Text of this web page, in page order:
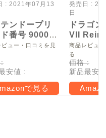
: 2021年07月13
ンドープリ
番号 9000
ンラインコー
ュー・口コミを見
:
安値 :
で見る
発売日 :
日
ドラゴ
VII
Switch2
商品レビュ
る
価格 :
新品最安